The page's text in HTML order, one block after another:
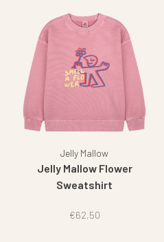
Jelly Mallow
Jelly Mallow Flower
Sweatshirt
€62,50